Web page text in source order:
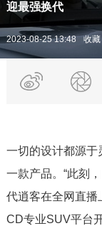
迎最强换代
2023-08-25 13:48 收
一切的设计都源于
一款产品。“此刻
代逍客在全网直播
CD专业SUV平台